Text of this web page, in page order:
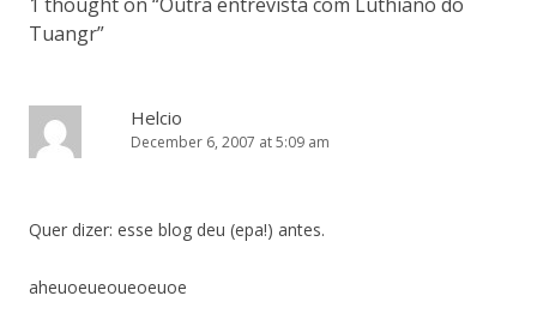
Tuangr”
Helcio
December 6, 2007 at 5:09 am
Quer dizer: esse blog deu (epa!) antes.
aheuoeueoueoeuoe